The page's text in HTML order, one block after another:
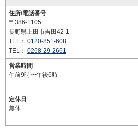
住所/電話番号
〒386-1105
長野県上田市吉田42-1
TEL： 0120-851-608
TEL： 0268-29-2661
営業時間
午前9時〜午後6時
定休日
無休